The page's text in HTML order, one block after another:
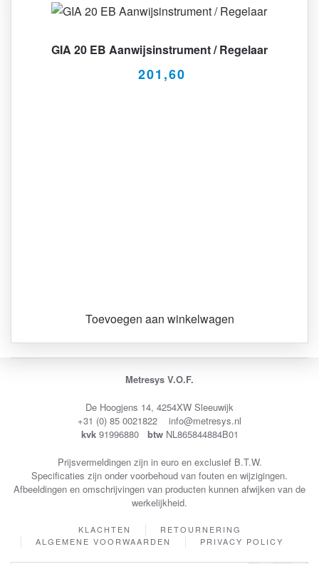
GIA 20 EB Aanwijsinstrument / Regelaar
201,60
Toevoegen aan winkelwagen
Metresys V.O.F.
De Hoogjens 14, 4254XW Sleeuwijk
+31 (0) 85 0021822 info@metresys.nl
kvk 91996880 btw NL865844884B01
Prijsvermeldingen zijn in euro en exclusief B.T.W.
Specificaties zijn onder voorbehoud van fouten en wijzigingen.
Afbeeldingen en omschrijvingen van producten kunnen afwijken van de
werkelijkheid.
KLACHTEN
RETOURNERING
ALGEMENE VOORWAARDEN
PRIVACY POLICY